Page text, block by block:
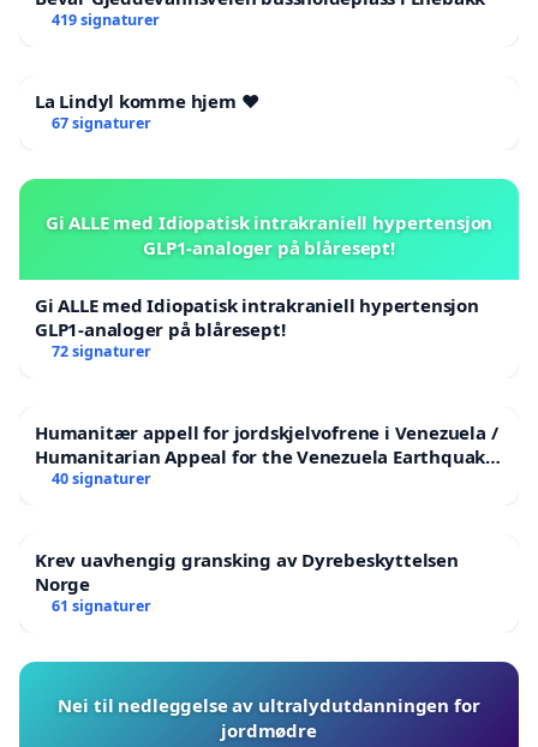
419 signaturer
La Lindyl komme hjem ❤️
67 signaturer
Gi ALLE med Idiopatisk intrakraniell hypertensjon
GLP1-analoger på blåresept!
Gi ALLE med Idiopatisk intrakraniell hypertensjon
GLP1-analoger på blåresept!
72 signaturer
Humanitær appell for jordskjelvofrene i Venezuela /
Humanitarian Appeal for the Venezuela Earthquake
Victims
40 signaturer
Krev uavhengig gransking av Dyrebeskyttelsen
Norge
61 signaturer
Nei til nedleggelse av ultralydutdanningen for
jordmødre